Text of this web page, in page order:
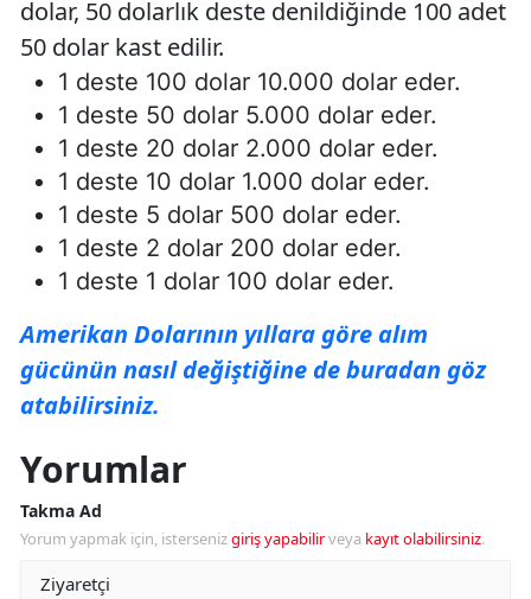
dolar, 50 dolarlık deste denildiğinde 100 adet
50 dolar kast edilir.
1 deste 100 dolar 10.000 dolar eder.
1 deste 50 dolar 5.000 dolar eder.
1 deste 20 dolar 2.000 dolar eder.
1 deste 10 dolar 1.000 dolar eder.
1 deste 5 dolar 500 dolar eder.
1 deste 2 dolar 200 dolar eder.
1 deste 1 dolar 100 dolar eder.
Amerikan Dolarının yıllara göre alım
gücünün nasıl değiştiğine de buradan göz
atabilirsiniz.
Yorumlar
Takma Ad
Yorum yapmak için, istersenizgiriş yapabilirveya kayıt olabilirsiniz.